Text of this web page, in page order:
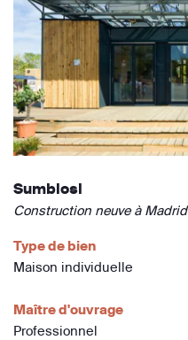
Sumbiosi
Construction neuve à Madrid
Type de bien
Maison individuelle
Maître d'ouvrage
Professionnel